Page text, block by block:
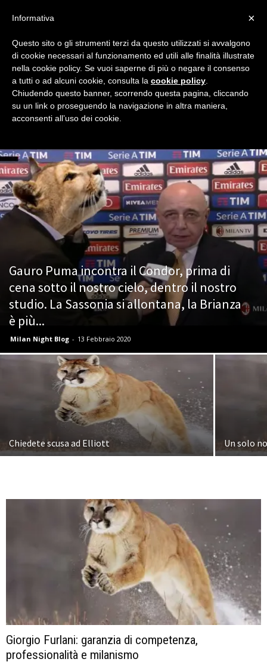
Home Extra Gauro Puma
GAURO PUMA
Gauro Puma, il felino rossonero, solo su Milan Night, il blog
dei tifosi rossoneri.
Gauro Puma incontra il Condor, prima di
cena sotto il nostro cielo, dentro il nostro
studio. La Sassonia si allontana, la Brianza
è più...
Milan Night Blog - 13 Febbraio 2020
Chiedete scusa ad Elliott Un solo
Giorgio Furlani: garanzia di competenza,
professionalità e milanismo
×
Informativa
Questo sito o gli strumenti terzi da questo utilizzati si avvalgono
di cookie necessari al funzionamento ed utili alle finalità illustrate
nella cookie policy. Se vuoi saperne di più o negare il consenso
a tutti o ad alcuni cookie, consulta la cookie policy
Chiudendo questo banner, scorrendo questa pagina, cliccando
su un link o proseguendo la navigazione in altra maniera,
acconsenti all’uso dei cookie.